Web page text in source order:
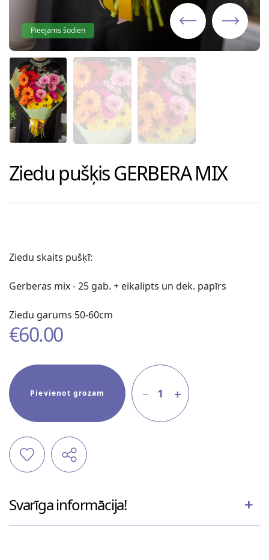
Pieejams šodien
Ziedu pušķisGERBERA MIX
Ziedu skaits pušķī:
Gerberas mix - 25 gab. + eikalipts un dek. papīrs
Ziedu garums 50-60cm
€60.00
Pievienot grozam 1
Svarīga informācija!